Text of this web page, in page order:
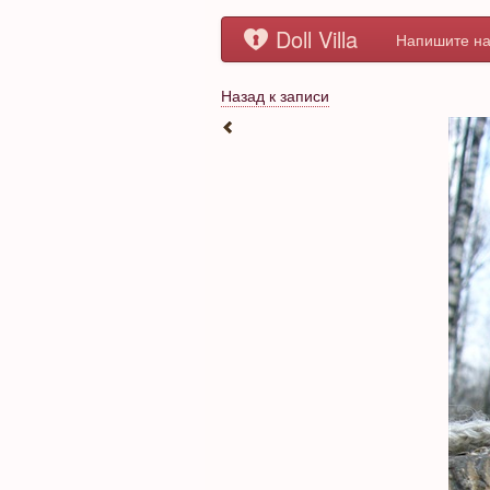
Doll Villa Напишите
Назад к записи